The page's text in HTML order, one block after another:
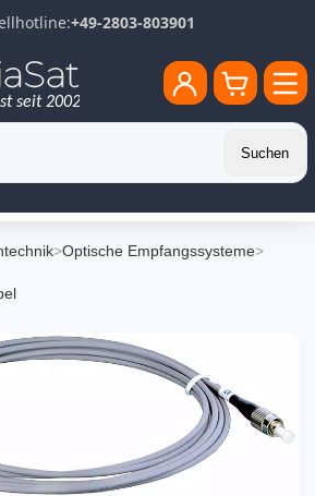
+49-2803-803901
Suchen
>Optische Empfangssysteme>